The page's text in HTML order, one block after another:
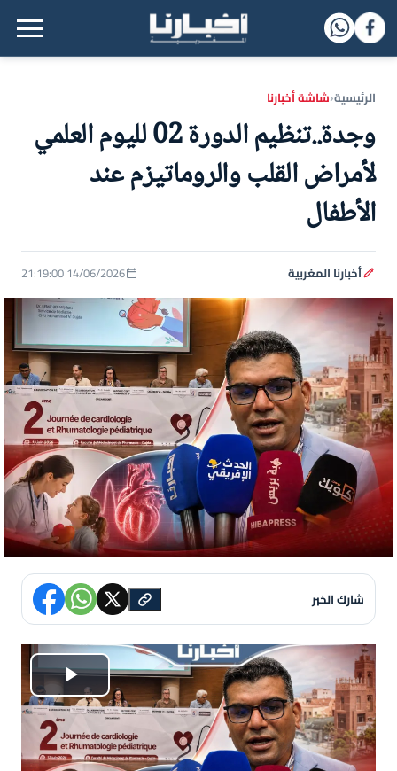
القائمة الرئيسية
الرئيسية‹شاشة أخبارنا
وجدة..تنظيم الدورة 02 لليوم العلمي
لأمراض القلب والروماتيزم عند
الأطفال
أخبارنا المغربية 14/06/2026 21:19:00
شارك الخبر
P
l